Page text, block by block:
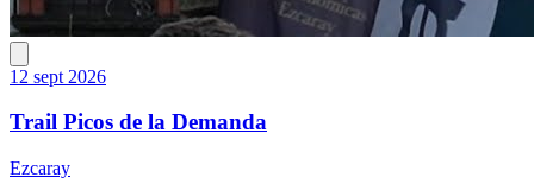
12 sept 2026
Trail Picos de la Demanda
Ezcaray